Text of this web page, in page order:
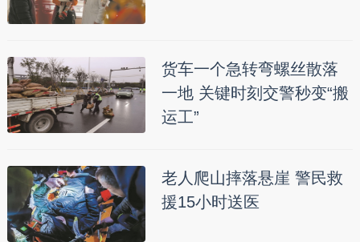
货车一个急转弯螺丝散落
一地 关键时刻交警秒变“搬
运工”
老人爬山摔落悬崖 警民救
援15小时送医